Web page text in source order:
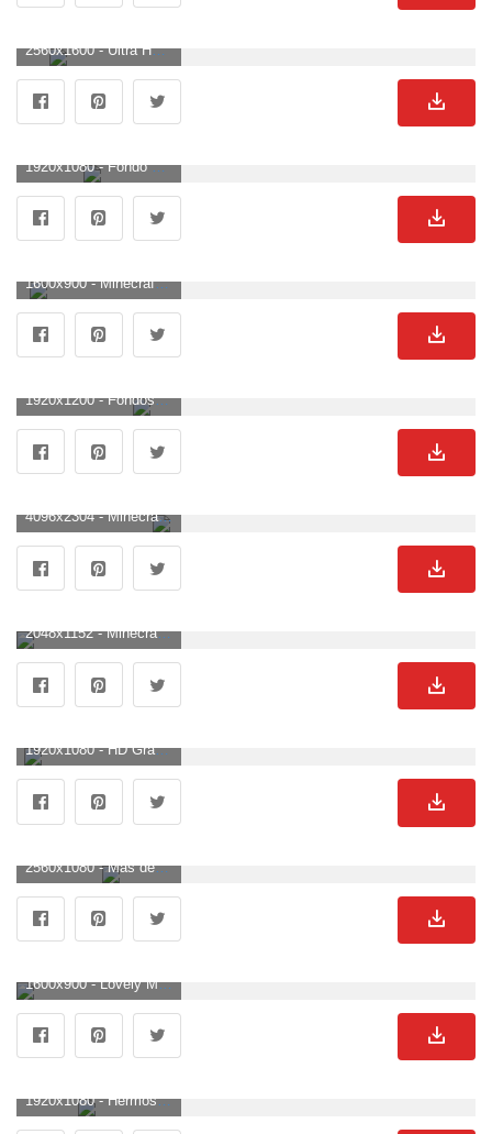
2560x1600 - Ultra HD Minecraft Fondos de pantalla # 6ZZIW62 - 4USkY. Fondo para computadora de Minecraft.
1920x1080 - Fondo de pantalla de Minecraft 14 - [1920x1080]. Wallpaper HD 1080p de Minecraft.
1600x900 - Minecraft Fondos De Diamante - Fondo De Pantalla De La Cueva. Fondo de pantalla de Minecraft.
1920x1200 - Fondos de Minecraft World (81+). Fondo para computadora de Minecraft.
4096x2304 - Minecraft Wallpaper Maker. Fondo de pantalla de Minecraft.
2048x1152 - Minecraft árboles casas montañas agua 21189, HD Minecraft fondo de pantalla. Imágen de Minecraft.
1920x1080 - HD Gratis Minecraft Fondos de pantalla | Descargar gratis - 811636. Wallpaper para escritorio HD 1080p de Minecraft.
2560x1080 - Más de 75 fondos de pantalla de Minecraft. Imágen de Minecraft.
1600x900 - Lovely Minecraft Fondos de pantalla | minecraft | Minecraft fondo de pantalla. Fondo de pantalla de Minecraft.
1920x1080 - Hermosos fondos de pantalla de Minecraft - Imgur. Fondo para computadora HD 1080p de Minecraft.